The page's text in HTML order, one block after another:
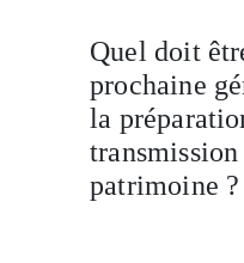
Quel doit
prochaine
la
transmission
patrimoine ?